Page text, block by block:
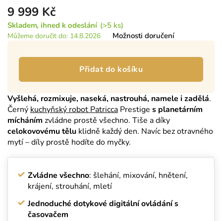
9 999 Kč
Měrná
cena:
Skladem (>5 ks)
Můžeme doručit do: 14.8.2026 Možnosti doručení
Přidat do košíku
Vyšlehá, rozmixuje, naseká, nastrouhá, namele i zadělá.
Černý kuchyňský robot Patricca Prestige s planetárním
mícháním zvládne prostě všechno. Tiše a díky
celokovovému tělu klidně každý den. Navíc bez otravného
mytí – díly prostě hodíte do myčky.
Zvládne všechno: šlehání, mixování, hnětení,
krájení, strouhání, mletí
Jednoduché dotykové digitální ovládání s
časovačem